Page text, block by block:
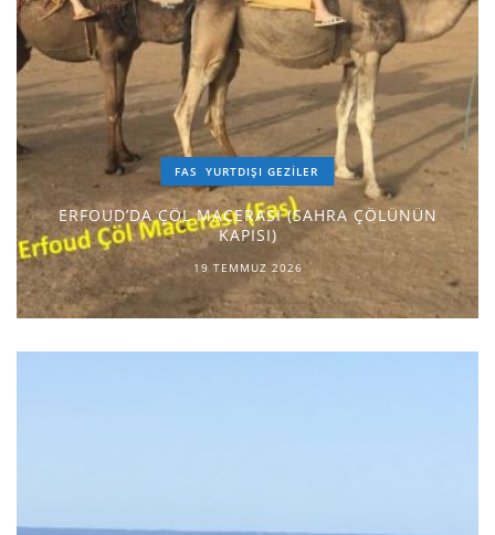
FAS YURTDIŞI GEZILER
ERFOUD’DA ÇÖL MACERASI (SAHRA ÇÖLÜNÜN
KAPISI)
19 TEMMUZ 2026